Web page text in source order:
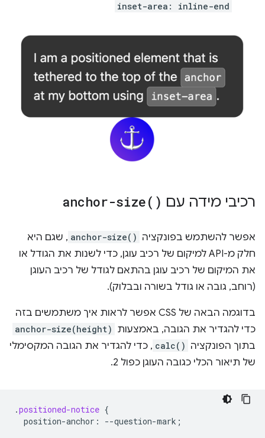
inset-area: inline-end
רכיבי מידה עם anchor-size( )
אפשר להשתמש בפונקציה anchor-size() , שגם היא
חלק מ-API למיקום של רכיב עוגן, כדי לשנות את הגודל או
את המיקום של רכיב עוגן בהתאם לגודל של רכיב העוגן
(רוחב, גובה או גודל בשורה ובבלוק).
בדוגמה הבאה של CSS אפשר לראות איך משתמשים בזה
כדי להגדיר את הגובה, באמצעות anchor-size(height)
בתוך הפונקציה calc() , כדי להגדיר את הגובה המקסימלי
של תיאור הכלי כגובה העוגן כפול 2.
.positioned-notice {
position-anchor : --question-mark ;